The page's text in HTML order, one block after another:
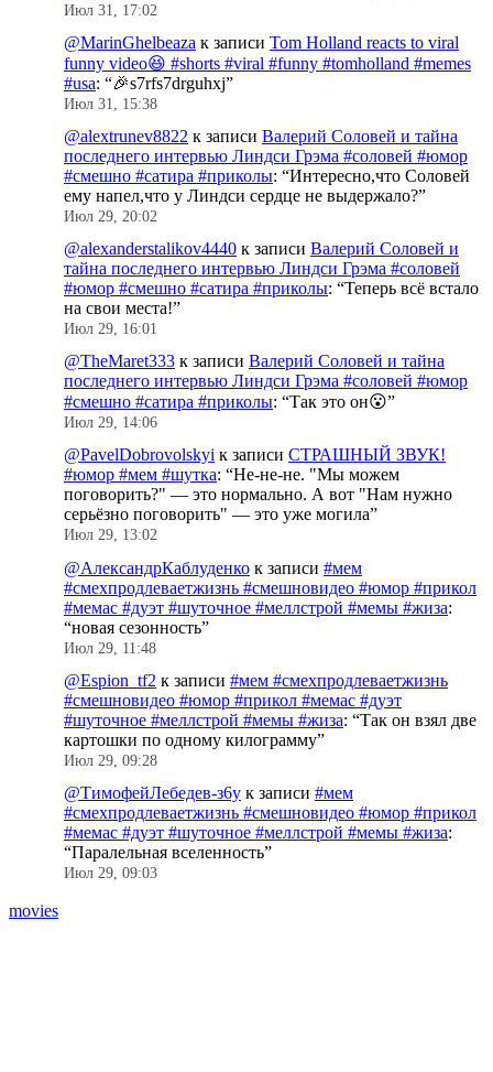
Июл 31, 17:02
@MarinGhelbeaza к записи Tom Holland reacts to viral
funny video😆 #shorts #viral #funny #tomholland #memes
#usa: “🎉s7rfs7drguhxj”
Июл 31, 15:38
@alextrunev8822 к записи Валерий Соловей и тайна
последнего интервью Линдси Грэма #соловей #юмор
#смешно #сатира #приколы: “Интересно,что Соловей
ему напел,что у Линдси сердце не выдержало?”
Июл 29, 20:02
@alexanderstalikov4440 к записи Валерий Соловей и
тайна последнего интервью Линдси Грэма #соловей
#юмор #смешно #сатира #приколы: “Теперь всё встало
на свои места!”
Июл 29, 16:01
@TheMaret333 к записи Валерий Соловей и тайна
последнего интервью Линдси Грэма #соловей #юмор
#смешно #сатира #приколы: “Так это он😮”
Июл 29, 14:06
@PavelDobrovolskyi к записи СТРАШНЫЙ ЗВУК!
#юмор #мем #шутка: “Не-не-не. "Мы можем
поговорить?" — это нормально. А вот "Нам нужно
серьёзно поговорить" — это уже могила”
Июл 29, 13:02
@АлександрКаблуденко к записи #мем
#смехпродлеваетжизнь #смешновидео #юмор #прикол
#мемас #дуэт #шуточное #меллстрой #мемы #жиза:
“новая сезонность”
Июл 29, 11:48
@Espion_tf2 к записи #мем #смехпродлеваетжизнь
#смешновидео #юмор #прикол #мемас #дуэт
#шуточное #меллстрой #мемы #жиза: “Так он взял две
картошки по одному килограмму”
Июл 29, 09:28
@ТимофейЛебедев-з6у к записи #мем
#смехпродлеваетжизнь #смешновидео #юмор #прикол
#мемас #дуэт #шуточное #меллстрой #мемы #жиза:
“Паралельная вселенность”
Июл 29, 09:03
movies